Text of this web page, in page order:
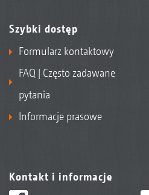
Szybki dostęp
Formularz kontaktowy
FAQ | Często zadawane
pytania
Informacje prasowe
Kontakt i informacje